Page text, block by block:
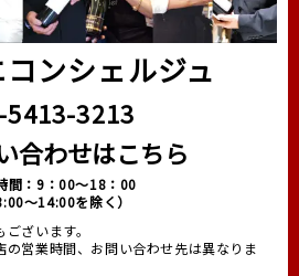
ンシェルジュ
5413-3213
合わせはこちら
間：9：00～18：00
～14:00を除く）
ざいます。
営業時間、お問い合わせ先は異なりま